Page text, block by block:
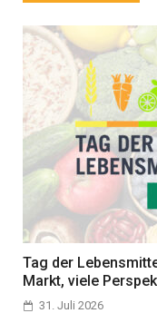
Tag der
Markt, viele
31. Juli 2026